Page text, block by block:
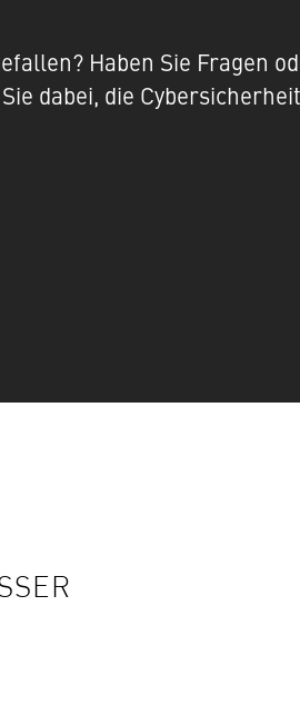
Haben Sie Fragen
dabei, die